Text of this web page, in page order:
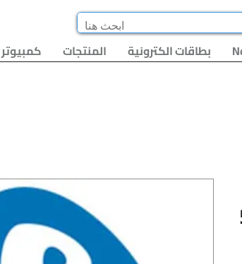
بطاقات الكترونية المنتجات كمبيوتر